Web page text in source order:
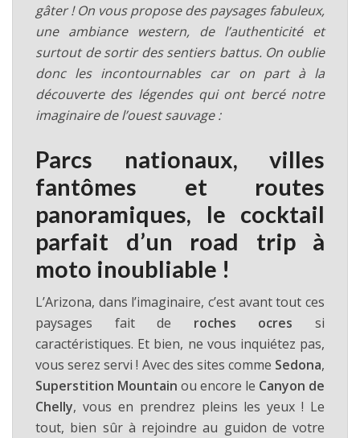
gâter ! On vous propose des paysages fabuleux,
une ambiance western, de l’authenticité et
surtout de sortir des sentiers battus. On oublie
donc les incontournables car on part à la
découverte des légendes qui ont bercé notre
imaginaire de l’ouest sauvage :
Parcs nationaux, villes
fantômes et routes
panoramiques, le cocktail
parfait d’un road trip à
moto inoubliable !
L’Arizona, dans l’imaginaire, c’est avant tout ces
paysages fait de roches ocres si
caractéristiques. Et bien, ne vous inquiétez pas,
vous serez servi ! Avec des sites comme Sedona,
Superstition Mountain ou encore le Canyon de
Chelly, vous en prendrez pleins les yeux ! Le
tout, bien sûr à rejoindre au guidon de votre